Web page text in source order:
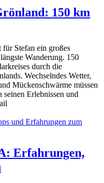
150 km
Stefan ein großes
Wanderung. 150
durch die
Wechselndes Wetter,
Mückenschwärme müssen
Erlebnissen und
Erfahrungen,